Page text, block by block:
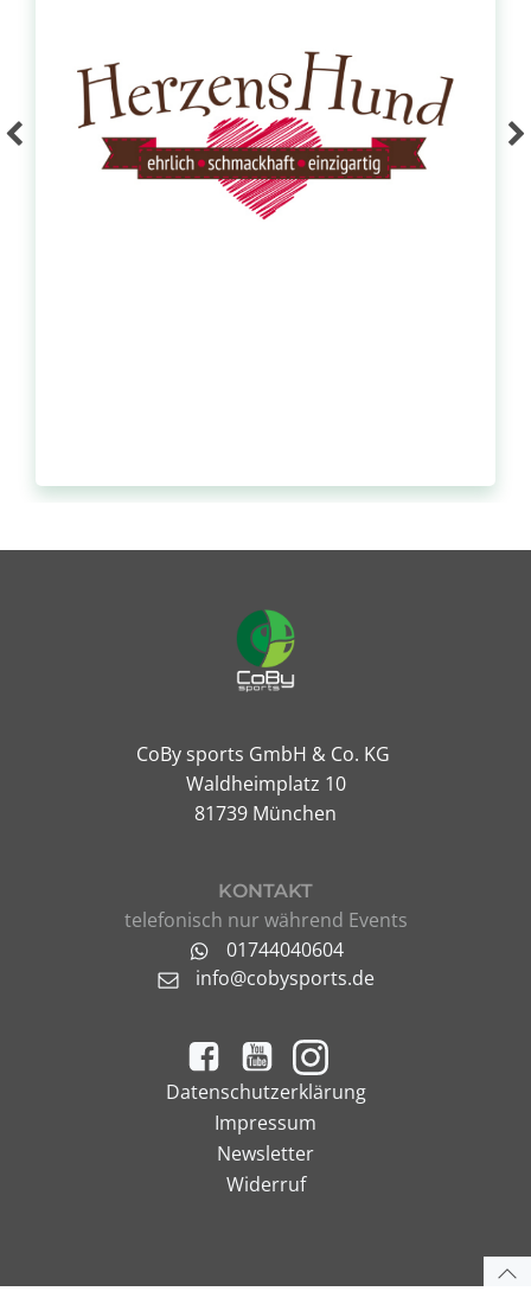
CoBy sports GmbH & Co. KG
Waldheimplatz 10
81739 München
KONTAKT
telefonisch nur während Events
01744040604
info@cobysports.de
Datenschutzerklärung
Impressum
Newsletter
Widerruf